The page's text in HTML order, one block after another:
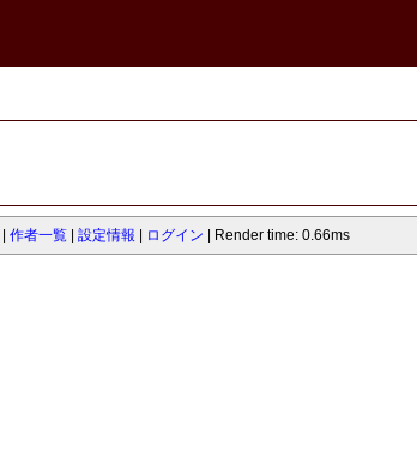
作者一覧 設定情報 ログイン Render time: 0.66ms